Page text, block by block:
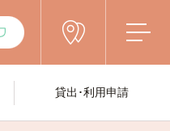
貸出･利用申請